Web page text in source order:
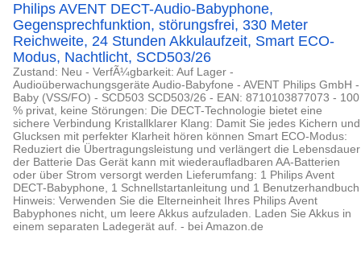
Philips AVENT DECT-Audio-Babyphone,
Gegensprechfunktion, störungsfrei, 330 Meter
Reichweite, 24 Stunden Akkulaufzeit, Smart ECO-
Modus, Nachtlicht, SCD503/26
Zustand: Neu - VerfÃ¼gbarkeit: Auf Lager -
Audioüberwachungsgeräte Audio-Babyfone - AVENT Philips GmbH -
Baby (VSS/FO) - SCD503 SCD503/26 - EAN: 8710103877073 - 100
% privat, keine Störungen: Die DECT-Technologie bietet eine
sichere Verbindung Kristallklarer Klang: Damit Sie jedes Kichern und
Glucksen mit perfekter Klarheit hören können Smart ECO-Modus:
Reduziert die Übertragungsleistung und verlängert die Lebensdauer
der Batterie Das Gerät kann mit wiederaufladbaren AA-Batterien
oder über Strom versorgt werden Lieferumfang: 1 Philips Avent
DECT-Babyphone, 1 Schnellstartanleitung und 1 Benutzerhandbuch
Hinweis: Verwenden Sie die Elterneinheit Ihres Philips Avent
Babyphones nicht, um leere Akkus aufzuladen. Laden Sie Akkus in
einem separaten Ladegerät auf. - bei Amazon.de